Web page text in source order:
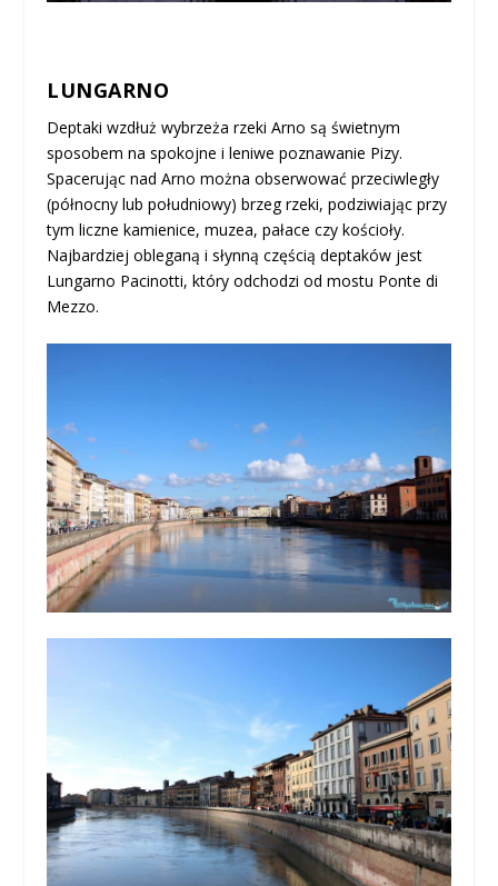
LUNGARNO
Deptaki wzdłuż wybrzeża rzeki Arno są świetnym
sposobem na spokojne i leniwe poznawanie Pizy.
Spacerując nad Arno można obserwować przeciwległy
(północny lub południowy) brzeg rzeki, podziwiając przy
tym liczne kamienice, muzea, pałace czy kościoły.
Najbardziej obleganą i słynną częścią deptaków jest
Lungarno Pacinotti, który odchodzi od mostu Ponte di
Mezzo.